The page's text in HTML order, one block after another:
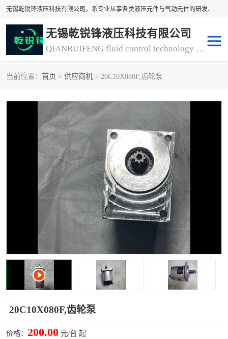
无锡乾锐锋液压科技有限公司，系专业从事各类液压元件与气动元件的研发、生产和销售业务为一体的生产型齿轮泵厂家、液压齿轮泵厂家。主要生产销售风冷式冷却器、液压油风冷却器，冷却器厂家直销、齿轮泵型号、齿轮泵厂家排名详情可来电咨询！
无锡乾锐锋液压科技有限公司
QIANRUIFENG fluid control technology co. LTD
当前位置： 首页 > 供应商机 > 20C10X080F,齿轮泵
20C10X080F,齿轮泵
价格： 200.00 元/台 起
冷却器厂家直销
离合器、制动器 气动元器件
齿轮泵厂家